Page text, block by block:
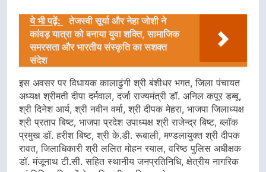
ये भी पढ़ें:
तेजस्वी सूर्या और नेहा जोशी ने
कांवड़ यात्रा को बनाया युवा शक्ति, सामाजिक
समरसता और भारतीय संस्कृति का सशक्त
संदेश
इस अवसर पर विधायक कालाढुंगी श्री बंशीधर भगत, जिला पंचायत
अध्यक्ष श्रीमती दीपा दर्मवाल, दर्जा राज्यमंत्री डॉ. अनिल कपूर डब्बू,
श्री दिनेश आर्य, श्री नवीन वर्मा, श्री दीपक मेहरा, भाजपा जिलाध्यक्ष
श्री प्रताप बिष्ट, भाजपा प्रदेश उपाध्यक्ष श्री राजेन्द्र बिष्ट, ब्लॉक
प्रमुख डॉ. हरीश बिष्ट, श्री के.डी. रूबाली, मण्डलायुक्त श्री दीपक
रावत, जिलाधिकारी श्री ललित मोहन रयाल, वरिष्ठ पुलिस अधीक्षक
डॉ. मंजूनाथ टी.सी. सहित स्थानीय जनप्रतिनिधि, क्षेत्रीय नागरिक